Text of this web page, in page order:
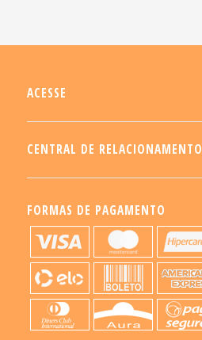
ACESSE
CENTRAL DE RELACIONAMENTO
FORMAS DE PAGAMENTO